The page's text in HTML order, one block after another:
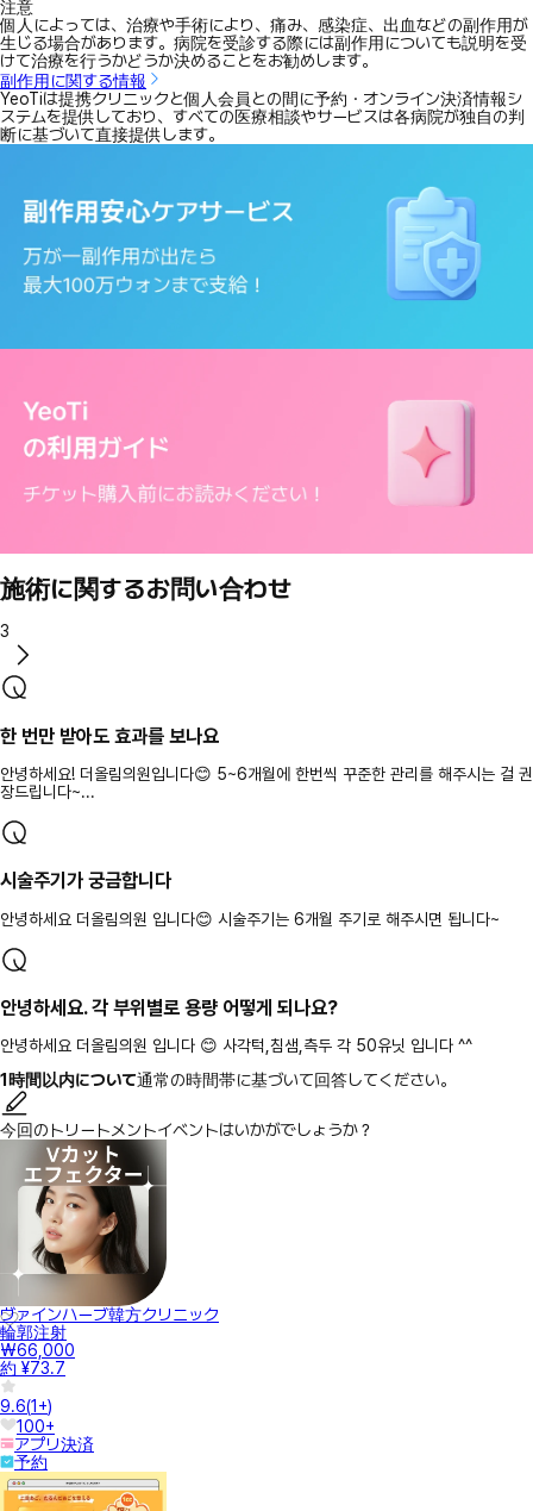
注意
個人によっては、治療や手術により、痛み、感染症、出血などの副作用が
生じる場合があります。病院を受診する際には副作用についても説明を受
けて治療を行うかどうか決めることをお勧めします。
副作用に関する情報
YeoTiは提携クリニックと個人会員との間に予約・オンライン決済情報シ
ステムを提供しており、すべての医療相談やサービスは各病院が独自の判
断に基づいて直接提供します。
施術に関するお問い合わせ
3
한 번만 받아도 효과를 보나요
안녕하세요! 더올림의원입니다😊 5~6개월에 한번씩 꾸준한 관리를 해주시는 걸 권
장드립니다~...
시술주기가 궁금합니다
안녕하세요 더올림의원 입니다😊 시술주기는 6개월 주기로 해주시면 됩니다~
안녕하세요. 각 부위별로 용량 어떻게 되나요?
안녕하세요 더올림의원 입니다 😊 사각턱,침샘,측두 각 50유닛 입니다 ^^
1時間以内について通常の時間帯に基づいて回答してください。
今回のトリートメントイベントはいかがでしょうか？
ヴァインハーブ韓方クリニック
輪郭注射
₩66,000
約 ¥73.7
9.6(1+)
100+
アプリ決済
予約